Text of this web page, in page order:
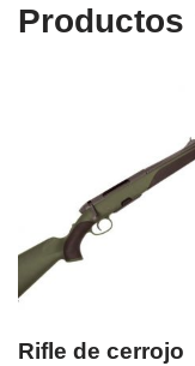
Productos
Rifle de cerrojo